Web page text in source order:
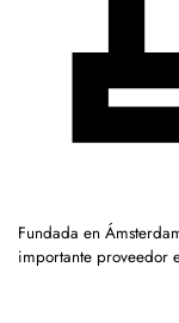
Fundada en
importante proveedor